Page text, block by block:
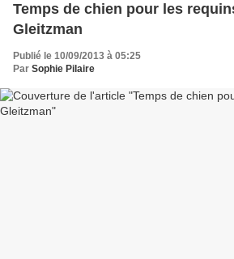
Temps de chien pour les
Gleitzman
Publié le 10/09/2013 à 05:25
Par Sophie Pilaire